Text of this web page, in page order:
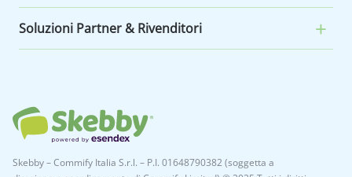
Soluzioni Partner & Rivenditori
Skebby – Commify Italia S.r.l. – P.I. 01648790382 (soggetta a